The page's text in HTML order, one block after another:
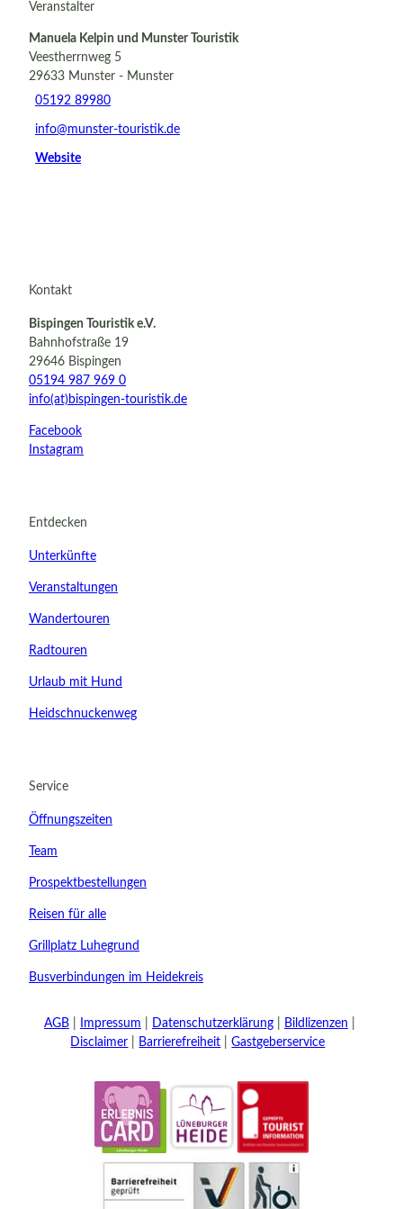
Kinder
Veranstalter
Manuela Kelpin und Munster Touristik
Veestherrnweg 5
29633 Munster - Munster
05192 89980
info@munster-touristik.de
Website
Kontakt
Bispingen Touristik e.V.
Bahnhofstraße 19
29646 Bispingen
05194 987 969 0
info(at)bispingen-touristik.de
Facebook
Instagram
Entdecken
Unterkünfte
Veranstaltungen
Wandertouren
Radtouren
Urlaub mit Hund
Heidschnuckenweg
Service
Öffnungszeiten
Team
Prospektbestellungen
Reisen für alle
Grillplatz Luhegrund
Busverbindungen im Heidekreis
AGB Impressum Datenschutzerklärung
Bildlizenzen
Disclaimer
Barrierefreiheit Gastgeberservice